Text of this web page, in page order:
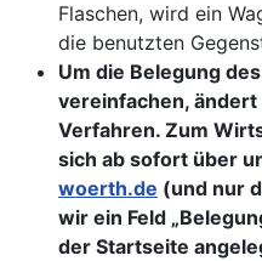
Flaschen, wird ein
die benutzten
Um die Belegung
vereinfachen,
Verfahren. Zum
sich ab sofort über
woerth.de (und nur
wir ein Feld
der Startseite